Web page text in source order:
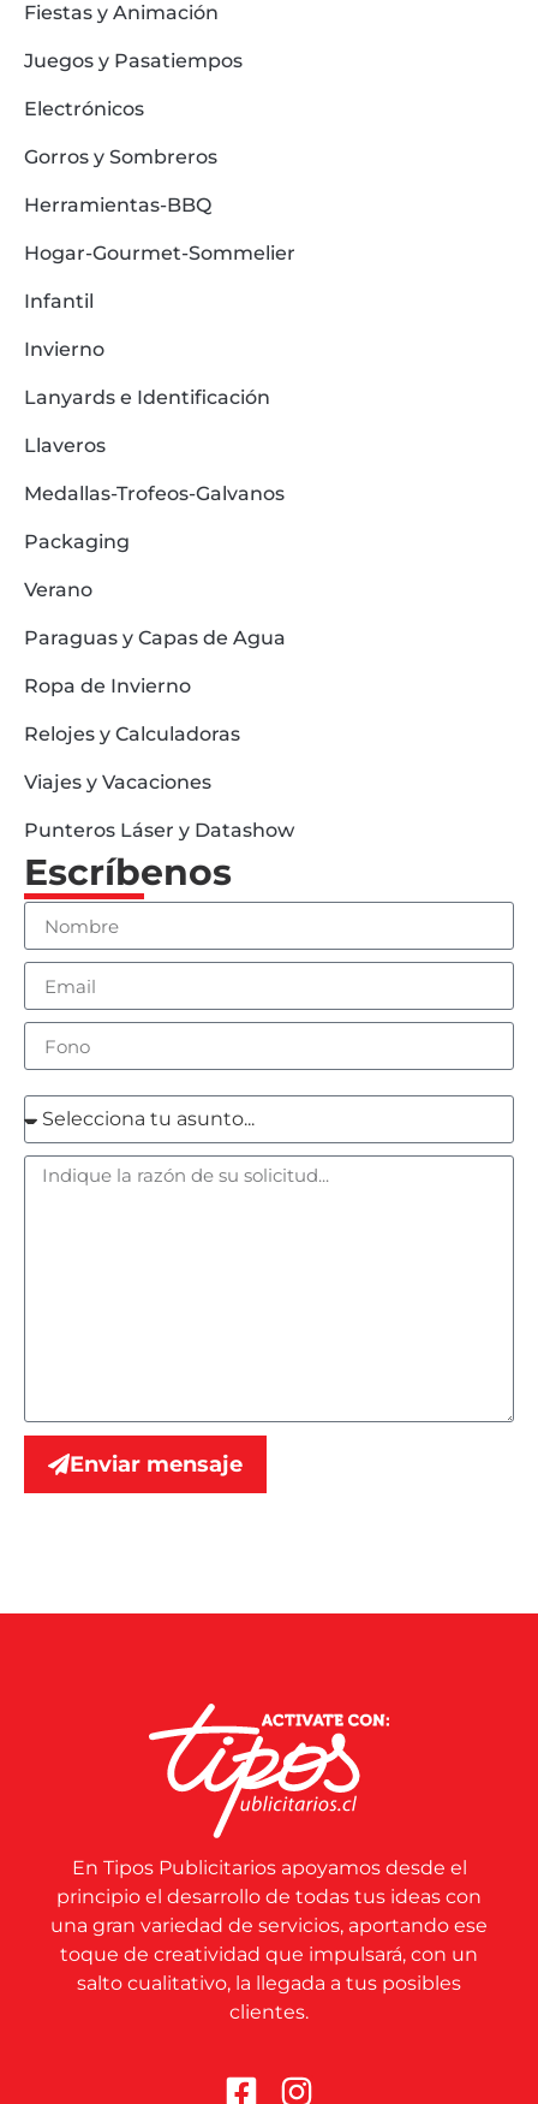
Fiestas y Animación
Juegos y Pasatiempos
Electrónicos
Gorros y Sombreros
Herramientas-BBQ
Hogar-Gourmet-Sommelier
Infantil
Invierno
Lanyards e Identificación
Llaveros
Medallas-Trofeos-Galvanos
Packaging
Verano
Paraguas y Capas de Agua
Ropa de Invierno
Relojes y Calculadoras
Viajes y Vacaciones
Punteros Láser y Datashow
Escríbenos
Enviar mensaje
En Tipos Publicitarios apoyamos desde el
principio el desarrollo de todas tus ideas con
una gran variedad de servicios, aportando ese
toque de creatividad que impulsará, con un
salto cualitativo, la llegada a tus posibles
clientes.